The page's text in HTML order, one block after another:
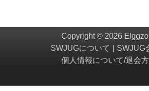
Copyright © 2026
SWJUGについて
SWJUG
個人情報について/退会